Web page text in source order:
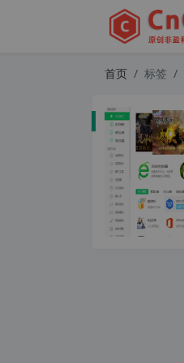
首页 标签